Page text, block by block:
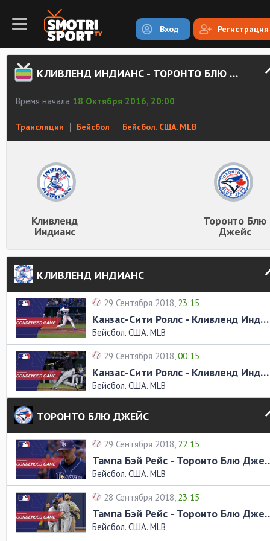
Вход Регистрация
КЛИВЛЕНД ИНДИАНС - ТОРОНТО БЛЮ ДЖЕЙС СМОТРЕТЬ ОНЛАЙН
Время начала 18 Октября 2016, 20:00
Трансляции Бейсбол Бейсбол. США. MLB
Кливленд
Индианс
Торонто Блю
Джейс
КЛИВЛЕНД ИНДИАНС
29 Сентября 2018, 23:15
Канзас-Сити Роялс - Кливленд Индианс. Обзор матча
Бейсбол. США. MLB
29 Сентября 2018,00:15
Канзас-Сити Роялс - Кливленд Индианс. Обзор матча
Бейсбол. США. MLB
ТОРОНТО БЛЮ ДЖЕЙС
29 Сентября 2018, 22:15
Тампа Бэй Рейс -
Бейсбол. США. MLB
28 Сентября 2018, 23:15
Тампа Бэй Рейс -
Бейсбол. США. MLB